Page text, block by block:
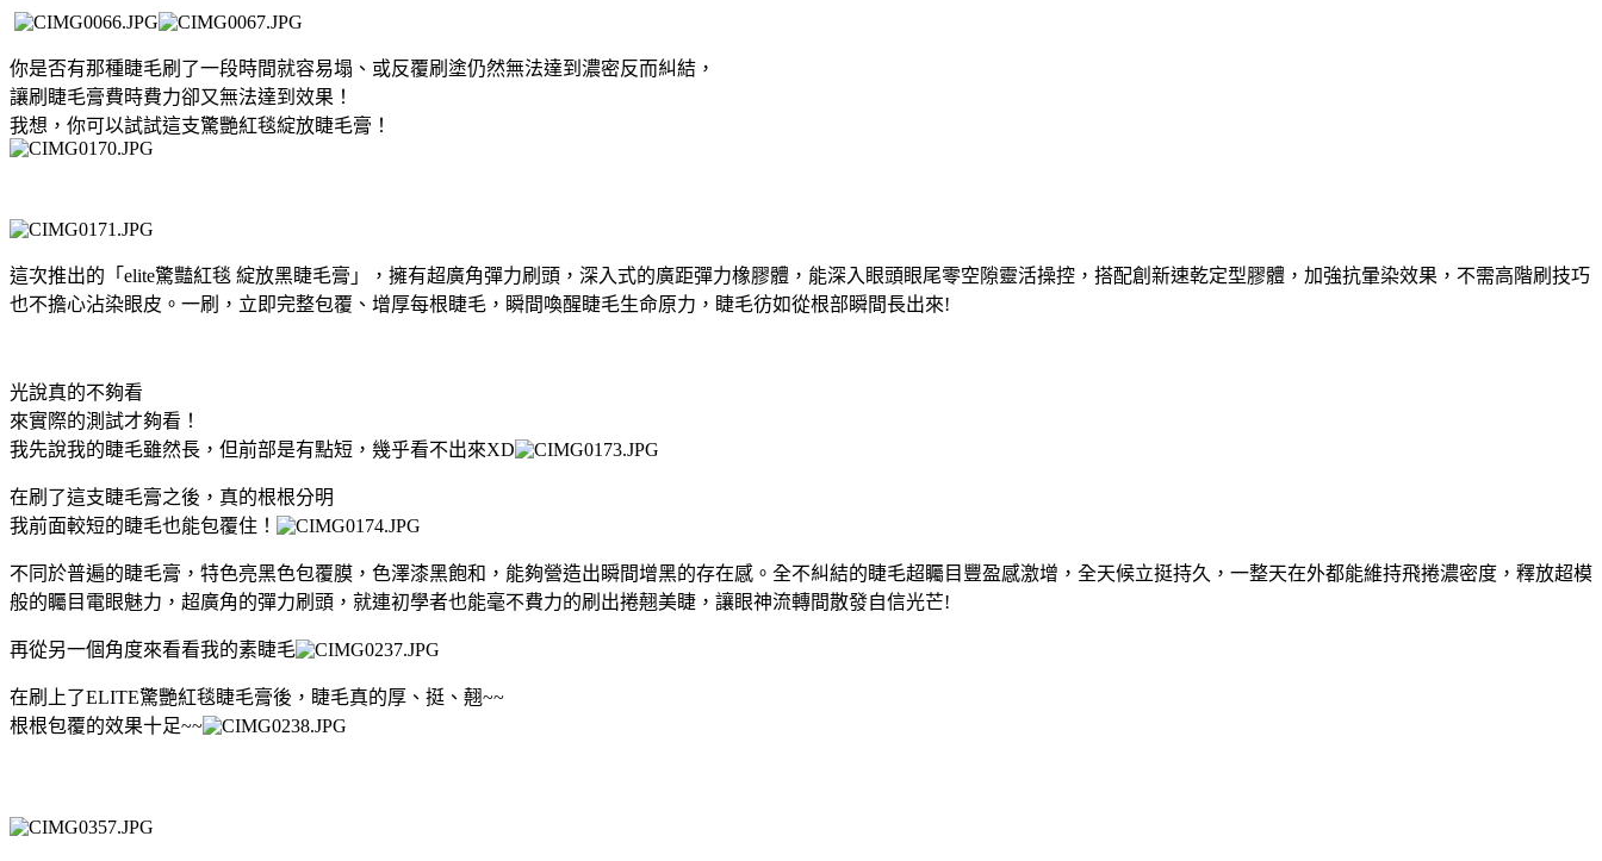
你是否有那種睫毛刷了一段時間就容易塌、或反覆刷塗仍然無法達到濃密反而糾結，
讓刷睫毛膏費時費力卻又無法達到效果！
我想，你可以試試這支驚艷紅毯綻放睫毛膏！
這次推出的「elite驚豔紅毯 綻放黑睫毛膏」，擁有超廣角彈力刷頭，深入式的廣距彈力橡膠體，能深入眼頭眼尾零空隙靈活操控，搭配創新速乾定型膠體，加強抗暈染效果，不需高階刷技巧
也不擔心沾染眼皮。一刷，立即完整包覆、增厚每根睫毛，瞬間喚醒睫毛生命原力，睫毛彷如從根部瞬間長出來!
光說真的不夠看
來實際的測試才夠看！
我先說我的睫毛雖然長，但前部是有點短，幾乎看不出來XD
在刷了這支睫毛膏之後，真的根根分明
我前面較短的睫毛也能包覆住！
不同於普遍的睫毛膏，特色亮黑色包覆膜，色澤漆黑飽和，能夠營造出瞬間增黑的存在感。全不糾結的睫毛超矚目豐盈感激增，全天候立挺持久，一整天在外都能維持飛捲濃密度，釋放超模
般的矚目電眼魅力，超廣角的彈力刷頭，就連初學者也能毫不費力的刷出捲翹美睫，讓眼神流轉間散發自信光芒!
再從另一個角度來看看我的素睫毛
在刷上了ELITE驚艷紅毯睫毛膏後，睫毛真的厚、挺、翹~~
根根包覆的效果十足~~